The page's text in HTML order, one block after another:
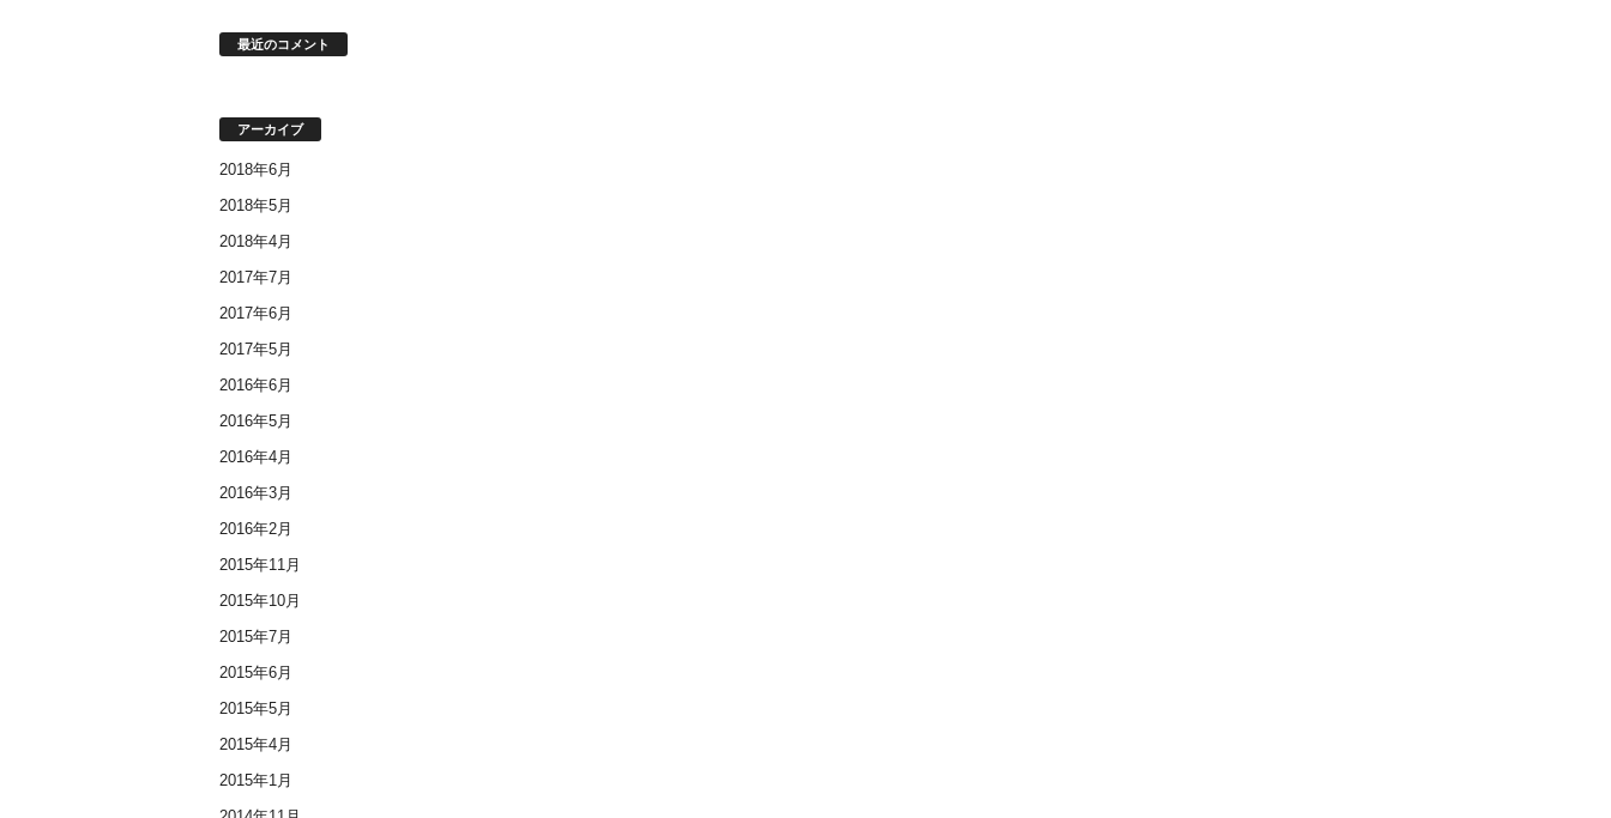
最近のコメント
アーカイブ
2018年6月
2018年5月
2018年4月
2017年7月
2017年6月
2017年5月
2016年6月
2016年5月
2016年4月
2016年3月
2016年2月
2015年11月
2015年10月
2015年7月
2015年6月
2015年5月
2015年4月
2015年1月